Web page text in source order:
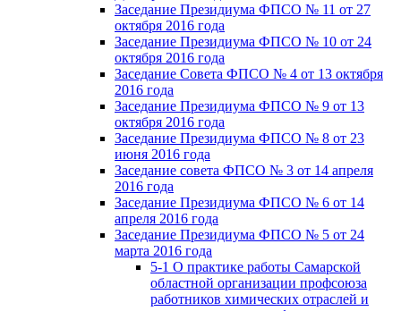
Заседание Президиума ФПСО № 11 от 27
октября 2016 года
Заседание Президиума ФПСО № 10 от 24
октября 2016 года
Заседание Совета ФПСО № 4 от 13 октября
2016 года
Заседание Президиума ФПСО № 9 от 13
октября 2016 года
Заседание Президиума ФПСО № 8 от 23
июня 2016 года
Заседание совета ФПСО № 3 от 14 апреля
2016 года
Заседание Президиума ФПСО № 6 от 14
апреля 2016 года
Заседание Президиума ФПСО № 5 от 24
марта 2016 года
5-1 О практике работы Самарской
областной организации профсоюза
работников химических отраслей и